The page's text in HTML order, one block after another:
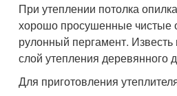
При утеплении потолка
хорошо просушенные чистые
рулонный пергамент.
слой утепления деревянного
Для приготовления